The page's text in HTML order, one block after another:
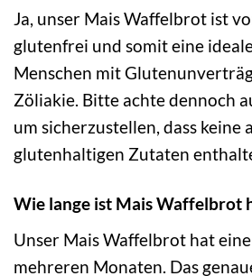
Ja, unser Mais Waffelbrot ist
glutenfrei und somit eine
Menschen mit
Zöliakie. Bitte achte dennoch
um sicherzustellen, dass keine
glutenhaltigen Zutaten
Wie lange ist Mais Waffelbrot
Unser Mais Waffelbrot hat
mehreren Monaten. Das